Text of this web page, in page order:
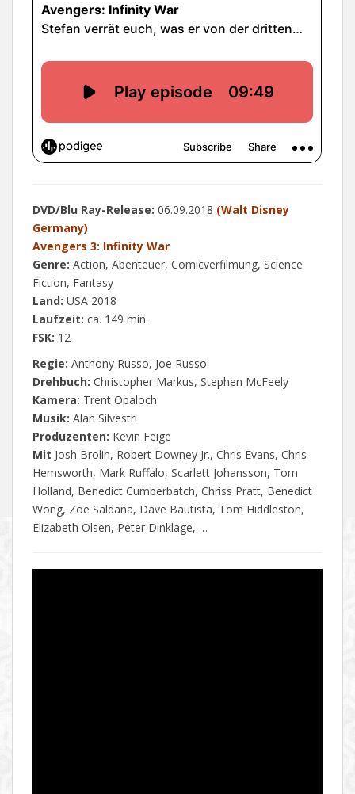
DVD/Blu Ray-Release: 06.09.2018 (Walt Disney
Germany)
Avengers 3: Infinity War
Genre: Action, Abenteuer, Comicverfilmung, Science
Fiction, Fantasy
Land: USA 2018
Laufzeit: ca. 149 min.
FSK: 12
Regie: Anthony Russo, Joe Russo
Drehbuch: Christopher Markus, Stephen McFeely
Kamera: Trent Opaloch
Musik: Alan Silvestri
Produzenten: Kevin Feige
Mit Josh Brolin, Robert Downey Jr., Chris Evans, Chris
Hemsworth, Mark Ruffalo, Scarlett Johansson, Tom
Holland, Benedict Cumberbatch, Chriss Pratt, Benedict
Wong, Zoe Saldana, Dave Bautista, Tom Hiddleston,
Elizabeth Olsen, Peter Dinklage, …